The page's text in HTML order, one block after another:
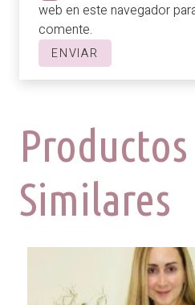
web en este navegador
comente.
Productos
Similares